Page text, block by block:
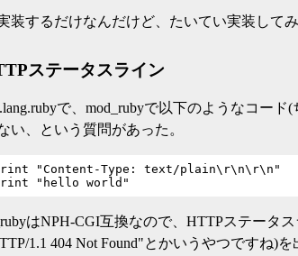
装するだけなんだけど、たいてい実装して
ステータスライン
で、mod_rubyで以下のようなコー
い、という質問があった。
"Content-Type: text/plain\r\n\r\n"
"hello world"
はNPH-CGI互換なので、HTTPステータ
1.1 404 Not Found"とかいうやつですね)